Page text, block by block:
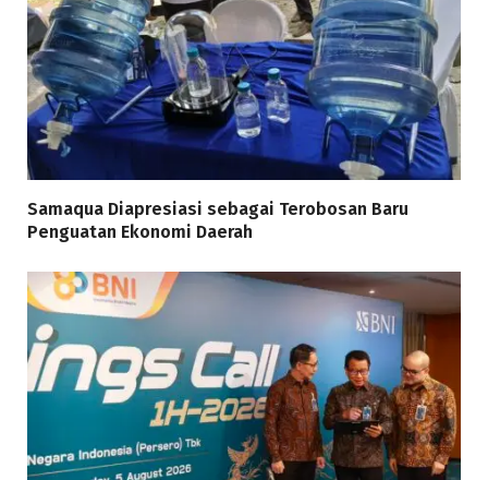
Samaqua Diapresiasi sebagai Terobosan Baru
Penguatan Ekonomi Daerah